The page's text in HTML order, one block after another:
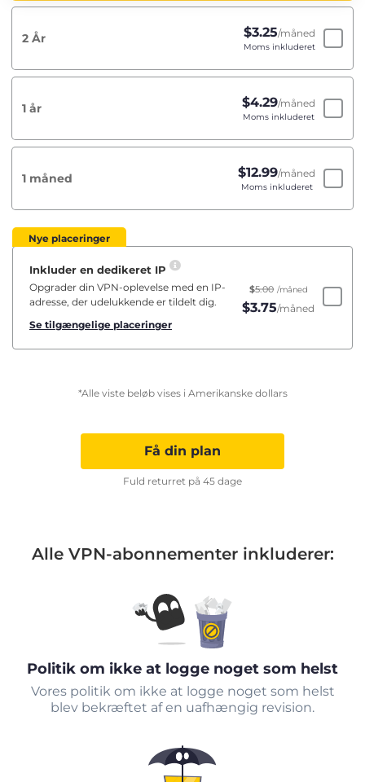
2 År $3.25/måned
Moms inkluderet
1 år $4.29/måned
Moms inkluderet
1 måned $12.99/måned
Moms inkluderet
Nye placeringer
Inkluder en dedikeret IP
Opgrader din VPN-oplevelse med en IP-
adresse, der udelukkende er tildelt dig.
Se tilgængelige placeringer
$5.00 /måned
$3.75/måned
*Alle viste beløb vises i Amerikanske dollars
Få din plan
Fuld returret på 45 dage
Alle VPN-abonnementer inkluderer:
Politik om ikke at logge noget som helst
Vores politik om ikke at logge noget som helst
blev bekræftet af en uafhængig revision.